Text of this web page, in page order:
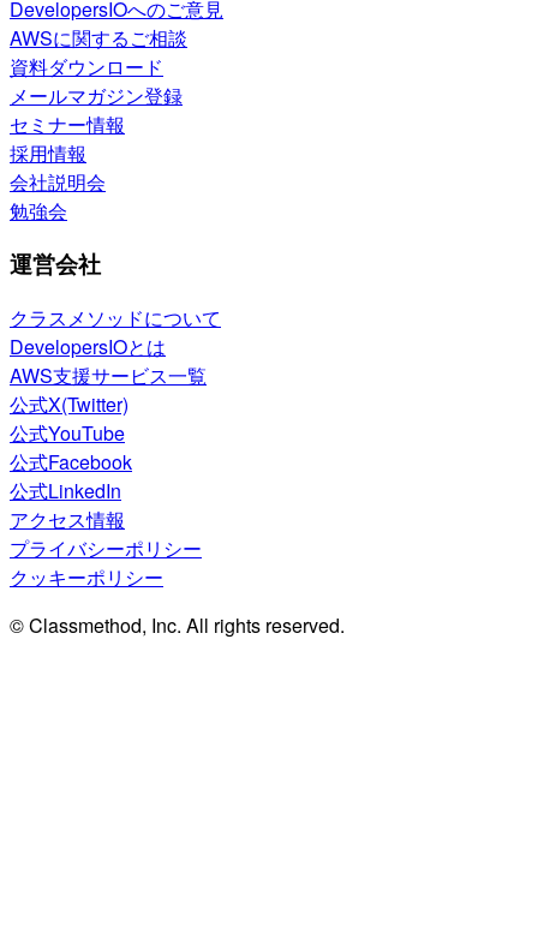
DevelopersIOへのご意見
AWSに関するご相談
資料ダウンロード
メールマガジン登録
セミナー情報
採用情報
会社説明会
勉強会
運営会社
クラスメソッドについて
DevelopersIOとは
AWS支援サービス一覧
公式X(Twitter)
公式YouTube
公式Facebook
公式LinkedIn
アクセス情報
プライバシーポリシー
クッキーポリシー
© Classmethod, Inc. All rights reserved.